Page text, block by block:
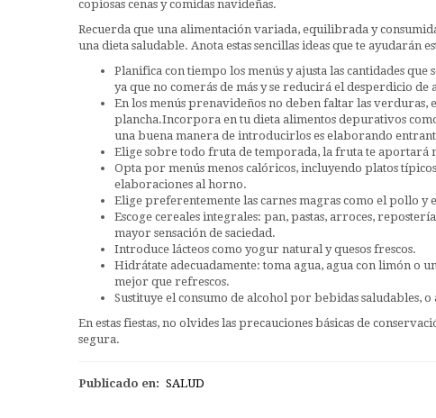
copiosas cenas y comidas navideñas.
Recuerda que una alimentación variada, equilibrada y
una dieta saludable. Anota estas sencillas ideas que te ayudarán
Planifica con tiempo los menús y ajusta las cantidades
ya que no comerás de más y se reducirá el desperdicio de
En los menús prenavideños no deben faltar las verduras,
plancha.Incorpora en tu dieta alimentos depurativos
una buena manera de introducirlos es elaborando
Elige sobre todo fruta de temporada, la fruta te aportará
Opta por menús menos calóricos, incluyendo platos
elaboraciones al horno.
Elige preferentemente las carnes magras como el pollo y
Escoge cereales integrales: pan, pastas, arroces,
mayor sensación de saciedad.
Introduce lácteos como yogur natural y quesos frescos.
Hidrátate adecuadamente: toma agua, agua con limón o
mejor que refrescos.
Sustituye el consumo de alcohol por bebidas saludables,
En estas fiestas, no olvides las precauciones básicas de
segura.
Publicado en: SALUD